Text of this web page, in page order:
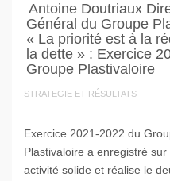
Antoine Doutriaux
Général du Groupe
« La priorité est à la
la dette » : Exercice
Groupe Plastivaloire
STRATEGIE ET RÉSULTATS
Exercice 2021-2022 du
Plastivaloire a enregistré
activité solide et réalise le